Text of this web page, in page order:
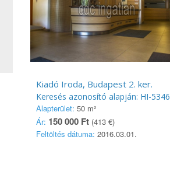
Kiadó Iroda, Budapest 2. ker.
Keresés azonosító alapján: HI-5346
Alapterület: 50 m²
Ár: 150 000 Ft (413 €)
Feltöltés dátuma: 2016.03.01.